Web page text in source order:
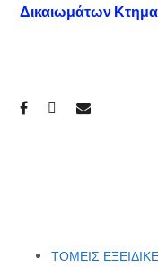
Δικαιωμάτων
ΤΟΜΕΙΣ